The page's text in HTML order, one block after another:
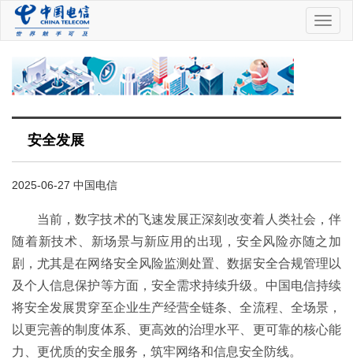
中
国
安全发展
2025-06-27 中国电信
当前，数字技术的飞速发展正深刻改变着人类社会，伴
随着新技术、新场景与新应用的出现，安全风险亦随之加
剧，尤其是在网络安全风险监测处置、数据安全合规管理以
及个人信息保护等方面，安全需求持续升级。中国电信持续
将安全发展贯穿至企业生产经营全链条、全流程、全场景，
以更完善的制度体系、更高效的治理水平、更可靠的核心能
力、更优质的安全服务，筑牢网络和信息安全防线。